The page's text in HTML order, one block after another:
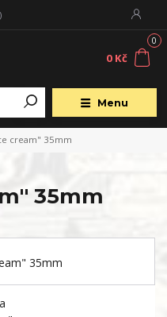
Menu
0
0 Kč
cream" 35mm
35mm